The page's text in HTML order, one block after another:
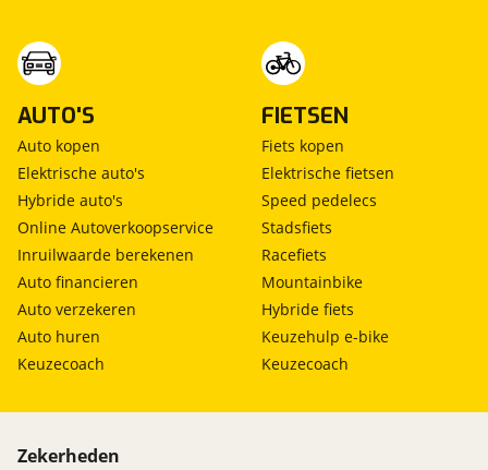
AUTO'S
Auto kopen
Elektrische auto's
Hybride auto's
Online Autoverkoopservice
Inruilwaarde berekenen
Auto financieren
Auto verzekeren
Auto huren
Keuzecoach
FIETSEN
Fiets kopen
Elektrische fietsen
Speed pedelecs
Stadsfiets
Racefiets
Mountainbike
Hybride fiets
Keuzehulp e-bike
Keuzecoach
Zekerheden